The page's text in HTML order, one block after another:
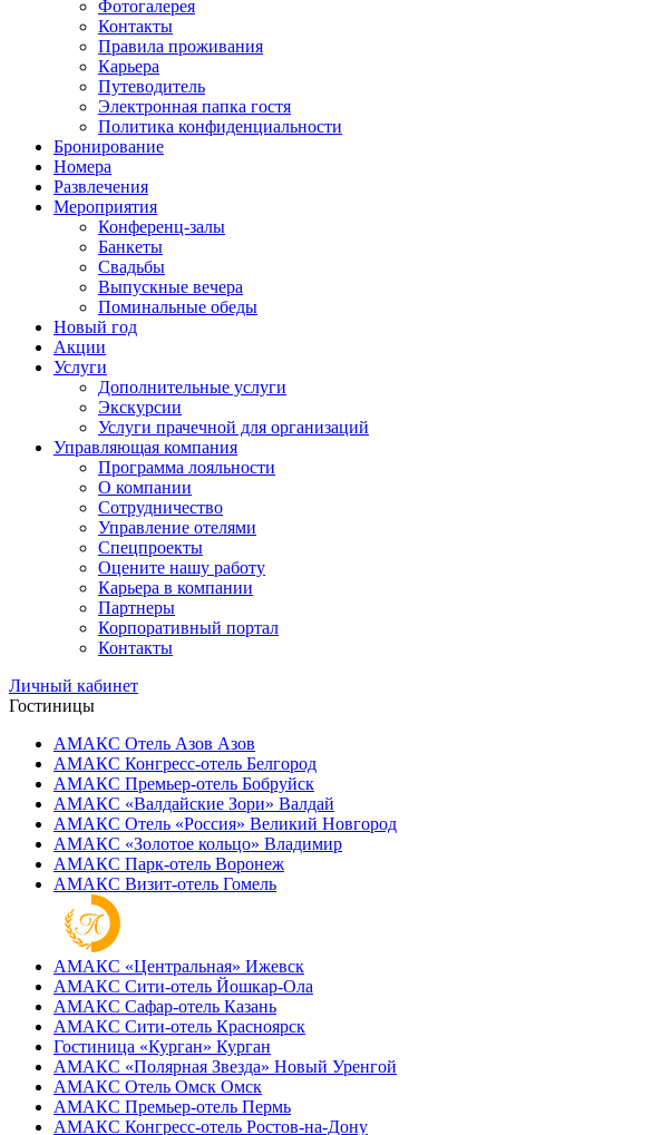
Фотогалерея
Контакты
Правила проживания
Карьера
Путеводитель
Электронная папка гостя
Политика конфиденциальности
Бронирование
Номера
Развлечения
Мероприятия
Конференц-залы
Банкеты
Свадьбы
Выпускные вечера
Поминальные обеды
Новый год
Акции
Услуги
Дополнительные услуги
Экскурсии
Услуги прачечной для организаций
Управляющая компания
Программа лояльности
О компании
Сотрудничество
Управление отелями
Спецпроекты
Оцените нашу работу
Карьера в компании
Партнеры
Корпоративный портал
Контакты
Личный кабинет
Гостиницы
АМАКС Отель ‎Азов Азов
АМАКС Конгресс-отель Белгород
АМАКС Премьер-отель Бобруйск
АМАКС «‎Валдайские Зори» Валдай
АМАКС Отель «‎Россия» Великий Новгород
АМАКС «‎Золотое кольцо» Владимир
АМАКС Парк-отель Воронеж
АМАКС Визит-отель Гомель
АМАКС «‎Центральная» Ижевск
АМАКС Сити-отель Йошкар-Ола
АМАКС Сафар-отель Казань
АМАКС Сити-отель Красноярск
Гостиница «‎Курган» Курган
АМАКС «Полярная Звезда» Новый Уренгой
АМАКС Отель ‎Омск Омск
АМАКС Премьер-отель Пермь
АМАКС Конгресс-отель Ростов-на-Дону